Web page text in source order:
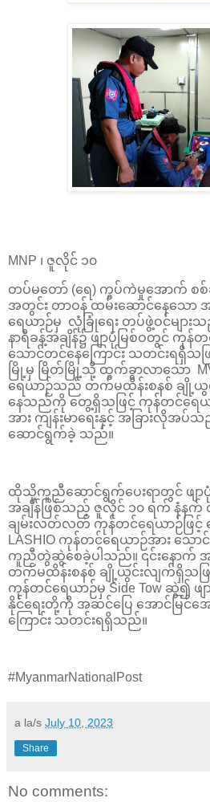
MNP ၊ ဇူလိုင် ၁၀
တပ်မတော် (ရေ) ကွပ်ကဲမှုအောက် စစ်
အတွင်း တာဝန် ထမ်းဆောင်နေသော
ရေယာဉ်မှ လုံခြုံရေး တပ်ဖွဲ့ဝင်မျာ
နာရီခန့်အချိန်၌ ဖျာပုံမြစ်ဝတွင် ကုန်
သောင်တင်နေကြောင်း သတင်းရရှိသဖ
မြို့မှ မြိတ်မြို့သို့ ထွက်ခွာလာသော
ရေယာဉ်သည် တက်မထိန်းစနစ် ချို့ယွင်
နေသည်ကို တွေ့ရှိသဖြင့် ကုန်တင်ရေယာ
အား ကျန်းမာရေးနှင့် အခြားလိုအပ်
ဆောင်ရွက်ခဲ့ သည်။
ထိုသို့ကူညီဆောင်ရွက်ပေးရာတွင် ဖျာပုံ
အချိန်ဖြစ်သည့် ဇူလိုင် ၁၀ ရက် နံနက် ၀
ချမ်းလတ်လတ် ကုန်တင်ရေယာဉ်ဖြင့်
LASHIO ကုန်တင်ရေယာဉ်အား သေ
ကူညီတွဲဆွဲစေခဲ့ပါသည်။ ၎င်းနောက်
တက်မထိန်းစနစ် ချို့ယွင်းလျက်ရှိသဖ
ကုန်တင်ရေယာဉ်မှ Side Tow ဆွဲ၍ ဖ
နိုင်ရေးတို့ကို အဆင်ပြေ အောင်မြင်အ
ကြောင်း သတင်းရရှိသည်။
#MyanmarNationalPost
a la/s July 10, 2023
Share
No comments: